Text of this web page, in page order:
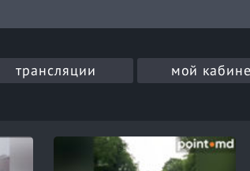
трансляции мой